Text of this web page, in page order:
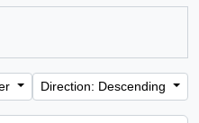
Direction: Descending